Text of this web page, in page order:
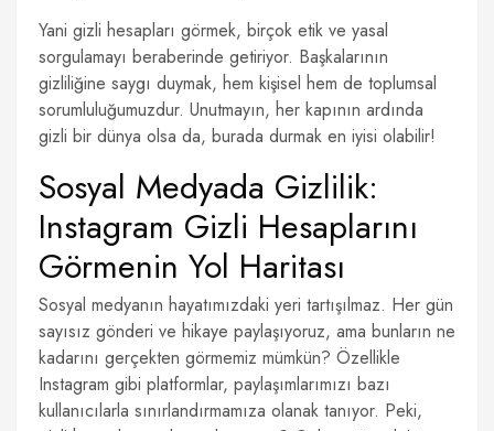
Yani gizli hesapları görmek, birçok etik ve yasal
sorgulamayı beraberinde getiriyor. Başkalarının
gizliliğine saygı duymak, hem kişisel hem de toplumsal
sorumluluğumuzdur. Unutmayın, her kapının ardında
gizli bir dünya olsa da, burada durmak en iyisi olabilir!
Sosyal Medyada Gizlilik:
Instagram Gizli Hesaplarını
Görmenin Yol Haritası
Sosyal medyanın hayatımızdaki yeri tartışılmaz. Her gün
sayısız gönderi ve hikaye paylaşıyoruz, ama bunların ne
kadarını gerçekten görmemiz mümkün? Özellikle
Instagram gibi platformlar, paylaşımlarımızı bazı
kullanıcılarla sınırlandırmamıza olanak tanıyor. Peki,